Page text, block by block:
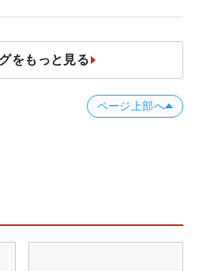
をもっと見る
ページ上部へ